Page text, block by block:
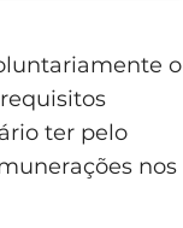
o
ter pelo
nos